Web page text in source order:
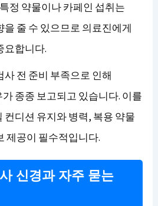
정 약물이나 카페인 섭취는
을 줄 수 있으므로 의료진에게
요합니다.
전 준비 부족으로 인해
종종 보고되고 있습니다. 이를
컨디션 유지와 병력, 복용 약물
제공이 필수적입니다.
신경과 자주 묻는